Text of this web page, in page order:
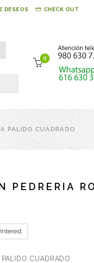
DESEOS CHECK OUT
0
PALIDO CUADRADO
PEDRERIA
CUADRADO